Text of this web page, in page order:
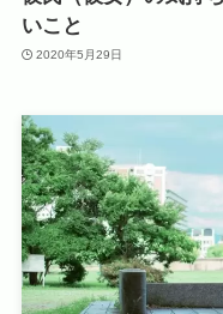
いこと
2020年5月29日